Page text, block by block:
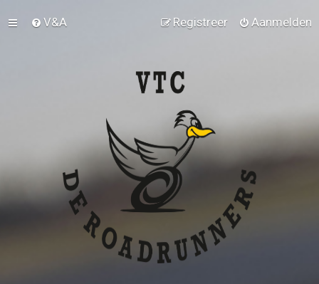
V&A Aanmelden
Registreer